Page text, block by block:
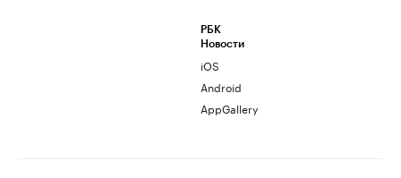
РБК
Новости
iOS
Android
AppGallery